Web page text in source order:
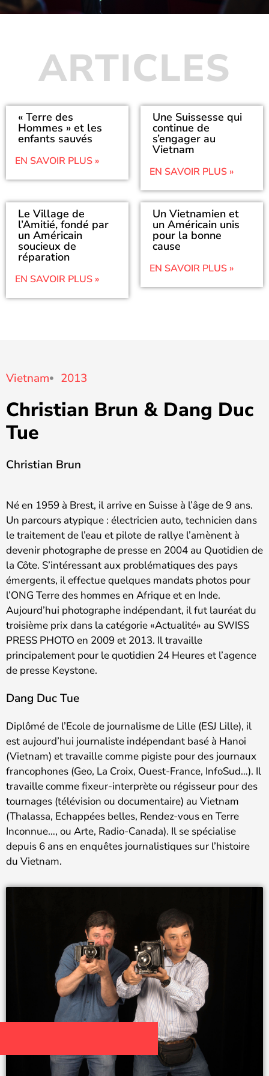
ARTICLES
« Terre des
Hommes » et les
enfants sauvés
EN SAVOIR PLUS »
Une Suissesse qui
continue de
s’engager au
Vietnam
EN SAVOIR PLUS »
Le Village de
l’Amitié, fondé par
un Américain
soucieux de
réparation
EN SAVOIR PLUS »
Un Vietnamien et
un Américain unis
pour la bonne
cause
EN SAVOIR PLUS »
Vietnam 2013
Christian Brun & Dang Duc
Tue
Christian Brun
Né en 1959 à Brest, il arrive en Suisse à l’âge de 9 ans.
Un parcours atypique : électricien auto, technicien dans
le traitement de l’eau et pilote de rallye l’amènent à
devenir photographe de presse en 2004 au Quotidien de
la Côte. S’intéressant aux problématiques des pays
émergents, il effectue quelques mandats photos pour
l’ONG Terre des hommes en Afrique et en Inde.
Aujourd’hui photographe indépendant, il fut lauréat du
troisième prix dans la catégorie «Actualité» au SWISS
PRESS PHOTO en 2009 et 2013. Il travaille
principalement pour le quotidien 24 Heures et l’agence
de presse Keystone.
Dang Duc Tue
Diplômé de l’Ecole de journalisme de Lille (ESJ Lille), il
est aujourd’hui journaliste indépendant basé à Hanoi
(Vietnam) et travaille comme pigiste pour des journaux
francophones (Geo, La Croix, Ouest-France, InfoSud…). Il
travaille comme fixeur-interprète ou régisseur pour des
tournages (télévision ou documentaire) au Vietnam
(Thalassa, Echappées belles, Rendez-vous en Terre
Inconnue…, ou Arte, Radio-Canada). Il se spécialise
depuis 6 ans en enquêtes journalistiques sur l’histoire
du Vietnam.